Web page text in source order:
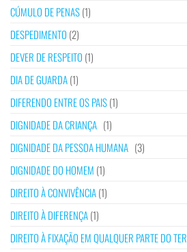
CÚMULO DE PENAS(1)
DESPEDIMENTO (2)
DEVER DE RESPEITO (1)
DIA DE GUARDA(1)
DIFERENDO ENTRE OS PAIS(1)
DIGNIDADE DA CRIANÇA (1)
DIGNIDADE DA PESSOA HUMANA (3)
DIGNIDADE DO HOMEM (1)
DIREITO À CONVIVÊNCIA(1)
DIREITO À DIFERENÇA(1)
DIREITO À FIXAÇÃO EM QUALQUER PARTE DO